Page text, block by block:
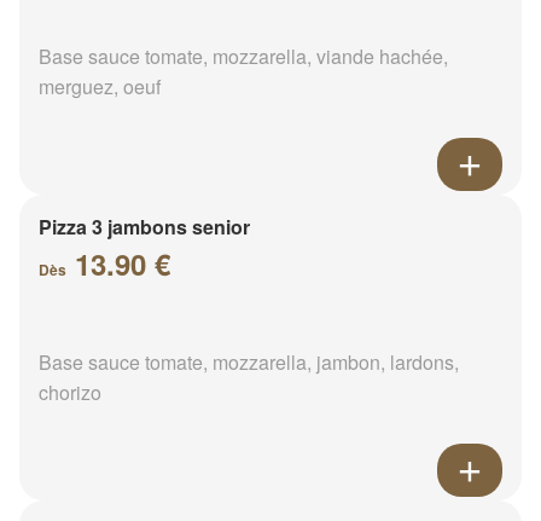
Base sauce tomate, mozzarella, viande hachée,
merguez, oeuf
Pizza 3 jambons senior
Dès 13.90 €
Base sauce tomate, mozzarella, jambon, lardons,
chorizo